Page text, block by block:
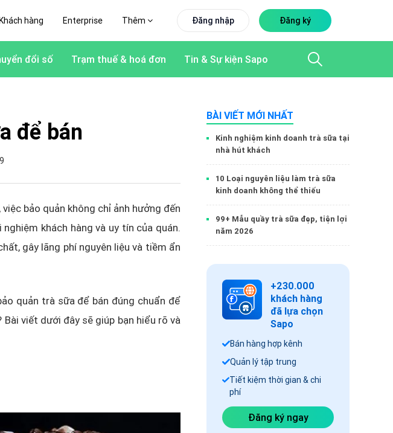
hàng Enterprise Thêm Đăng nhập Đăng ký
đổi số Trạm thuế & hoá đơn Tin & Sự kiện Sapo
BÀI VIẾT MỚI NHẤT
Kinh nghiệm kinh doanh trà sữa tại
nhà hút khách
10 Loại nguyên liệu làm trà sữa
kinh doanh không thể thiếu
99+ Mẫu quầy trà sữa đẹp, tiện lợi
năm 2026
+230.000
khách hàng
đã lựa chọn
Sapo
Bán hàng hợp kênh
Quản lý tập trung
Tiết kiệm thời gian & chi
phí
Đăng ký ngay
để bán
bảo quản không chỉ ảnh hưởng đến
khách hàng và uy tín của quán.
gây lãng phí nguyên liệu và tiềm ẩn
quản trà sữa để bán đúng chuẩn để
viết dưới đây sẽ giúp bạn hiểu rõ và